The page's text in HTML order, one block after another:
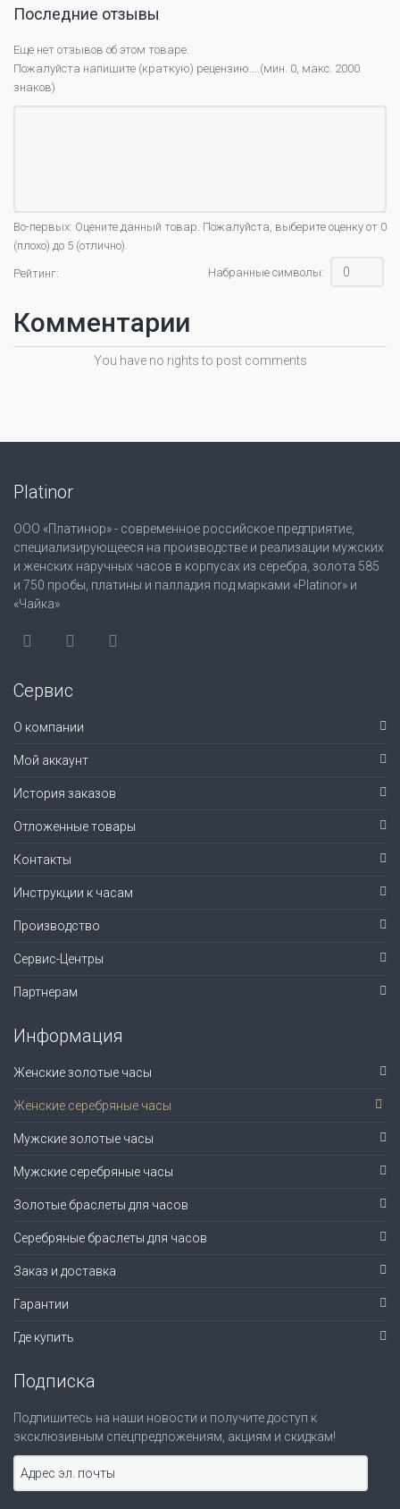
Последние отзывы
Еще нет отзывов об этом товаре.
Пожалуйста напишите (краткую) рецензию....(мин. 0, макс. 2000
знаков)
Во-первых: Оцените данный товар. Пожалуйста, выберите оценку от 0
(плохо) до 5 (отлично).
Рейтинг: Набранные символы:
Комментарии
You have no rights to post comments
Platinor
ООО «Платинор» - современное российское предприятие,
специализирующееся на производстве и реализации мужских
и женских наручных часов в корпусах из серебра, золота 585
и 750 пробы, платины и палладия под марками «Platinor» и
«Чайка»
Сервис
О компании
Мой аккаунт
История заказов
Отложенные товары
Контакты
Инструкции к часам
Производство
Сервис-Центры
Партнерам
Информация
Женские золотые часы
Женские серебряные часы
Мужские золотые часы
Мужские серебряные часы
Золотые браслеты для часов
Серебряные браслеты для часов
Заказ и доставка
Гарантии
Где купить
Подписка
Подпишитесь на наши новости и получите доступ к
эксклюзивным спецпредложениям, акциям и скидкам!